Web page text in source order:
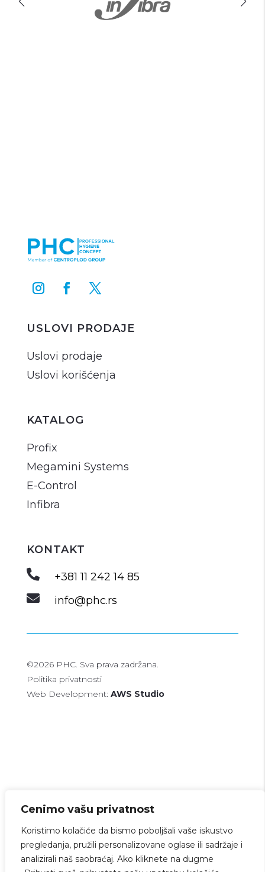
Cenimo vašu privatnost
Koristimo kolačiće da bismo poboljšali vaše iskustvo
pregledanja, pružili personalizovane oglase ili sadržaje i
analizirali naš saobraćaj. Ako kliknete na dugme
USLOVI PRODAJE
Uslovi prodaje
Uslovi korišćenja
KATALOG
Profix
Megamini Systems
E-Control
Infibra
KONTAKT

+381 11 242 14 85

info@phc.rs
©2026 PHC. Sva prava zadržana.
Politika privatnosti
Web Development: AWS Studio